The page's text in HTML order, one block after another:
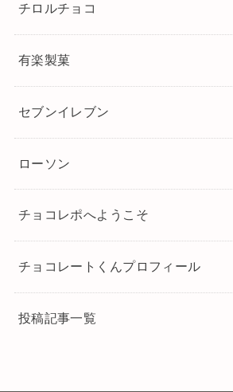
チロルチョコ
有楽製菓
セブンイレブン
ローソン
チョコレポへようこそ
チョコレートくんプロフィール
投稿記事一覧